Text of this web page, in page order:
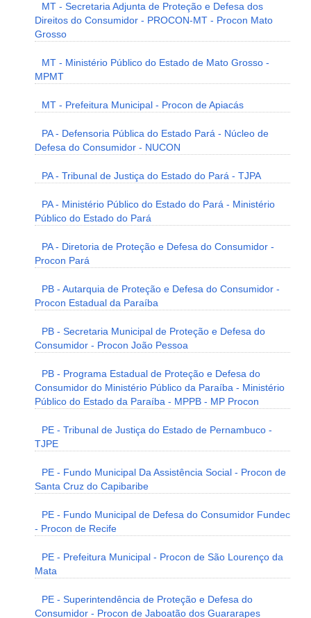
MT - Secretaria Adjunta de Proteção e Defesa dos
Direitos do Consumidor - PROCON-MT - Procon Mato
Grosso
MT - Ministério Público do Estado de Mato Grosso -
MPMT
MT - Prefeitura Municipal - Procon de Apiacás
PA - Defensoria Pública do Estado Pará - Núcleo de
Defesa do Consumidor - NUCON
PA - Tribunal de Justiça do Estado do Pará - TJPA
PA - Ministério Público do Estado do Pará - Ministério
Público do Estado do Pará
PA - Diretoria de Proteção e Defesa do Consumidor -
Procon Pará
PB - Autarquia de Proteção e Defesa do Consumidor -
Procon Estadual da Paraíba
PB - Secretaria Municipal de Proteção e Defesa do
Consumidor - Procon João Pessoa
PB - Programa Estadual de Proteção e Defesa do
Consumidor do Ministério Público da Paraíba - Ministério
Público do Estado da Paraíba - MPPB - MP Procon
PE - Tribunal de Justiça do Estado de Pernambuco -
TJPE
PE - Fundo Municipal Da Assistência Social - Procon de
Santa Cruz do Capibaribe
PE - Fundo Municipal de Defesa do Consumidor Fundec
- Procon de Recife
PE - Prefeitura Municipal - Procon de São Lourenço da
Mata
PE - Superintendência de Proteção e Defesa do
Consumidor - Procon de Jaboatão dos Guararapes